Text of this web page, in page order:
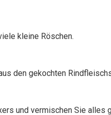
kleine Röschen.
den gekochten
und vermischen Sie